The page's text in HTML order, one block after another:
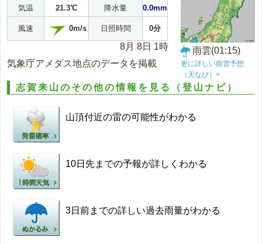
気温 21.3℃ 降水量 0.0mm
風速 0m/s 日照時間 0分
8月 8日 1時
気象庁アメダス地点のデータを掲載
雨雲(01:15)
更に詳しい雨雲予想
（天なび）>
志賀来山のその他の情報を見る（登山ナビ）
山頂付近の雷の可能性がわかる
10日先までの予報が詳しくわかる
3日前までの詳しい過去雨量がわかる